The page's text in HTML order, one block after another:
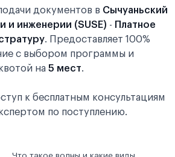
документов в Сычуаньский
и инженерии (SUSE) - Платное
. Предоставляет 100%
с выбором программы и
на 5 мест.
к бесплатным консультациям
по поступлению.